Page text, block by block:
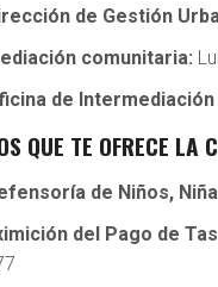
functions.php
de Gestión
comunitaria:
de Intermediación
QUE TE OFRECE LA
de Niños,
del Pago de